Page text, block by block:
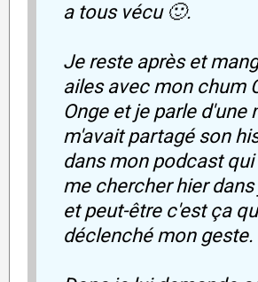
a tous vécu 🙂.
Je reste après et
ailes avec mon chum
Onge et je parle d'une
m'avait partagé son
dans mon podcast
me chercher hier
et peut-être c'est ça
déclenché mon geste.